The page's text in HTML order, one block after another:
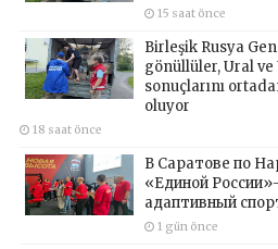
15 saat önce
Birleşik Rusya
gönüllüler, Ural ve
sonuçlarını
oluyor
18 saat önce
В Саратове по
«Единой
адаптивный
1 gün önce